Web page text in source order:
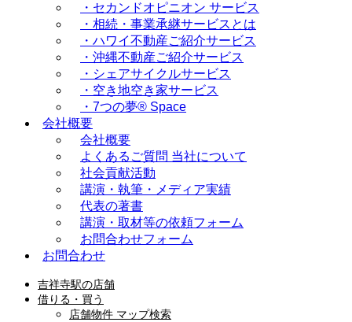
・セカンドオピニオン サービス
・相続・事業承継サービスとは
・ハワイ不動産ご紹介サービス
・沖縄不動産ご紹介サービス
・シェアサイクルサービス
・空き地空き家サービス
・7つの夢® Space
会社概要
会社概要
よくあるご質問 当社について
社会貢献活動
講演・執筆・メディア実績
代表の著書
講演・取材等の依頼フォーム
お問合わせフォーム
お問合わせ
吉祥寺駅の店舗
借りる・買う
店舗物件 マップ検索